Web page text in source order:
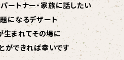
ートナー・家族に話したい
になるデザート
生まれてその場に
ができれば幸いです